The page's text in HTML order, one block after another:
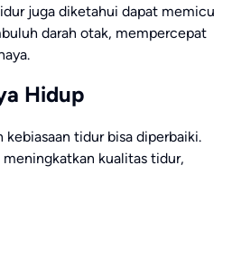
juga diketahui dapat memicu
darah otak, mempercepat
Hidup
tidur bisa diperbaiki.
kualitas tidur,